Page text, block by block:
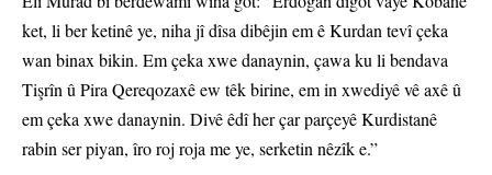
ket, li ber ketinê ye, niha jî dîsa dibêjin em ê Kurdan tevî çeka
wan binax bikin. Em çeka xwe danaynin, çawa ku li bendava
Tişrîn û Pira Qereqozaxê ew têk birine, em in xwediyê vê axê û
em çeka xwe danaynin. Divê êdî her çar parçeyê Kurdistanê
rabin ser piyan, îro roj roja me ye, serketin nêzîk e.”